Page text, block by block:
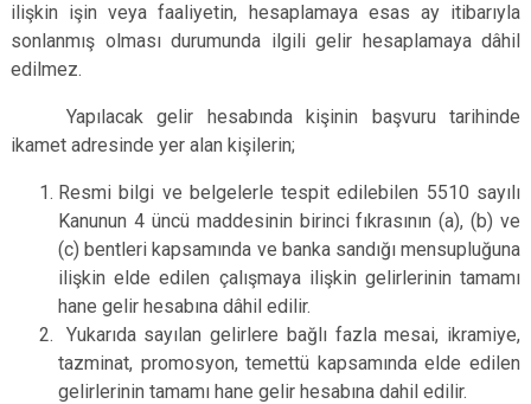
ilişkin işin veya faaliyetin, hesaplamaya esas ay itibarıyla
sonlanmış olması durumunda ilgili gelir hesaplamaya dâhil
edilmez.
Yapılacak gelir hesabında kişinin başvuru tarihinde
ikamet adresinde yer alan kişilerin;
Resmi bilgi ve belgelerle tespit edilebilen 5510 sayılı
Kanunun 4 üncü maddesinin birinci fıkrasının (a), (b) ve
(c) bentleri kapsamında ve banka sandığı mensupluğuna
ilişkin elde edilen çalışmaya ilişkin gelirlerinin tamamı
hane gelir hesabına dâhil edilir.
Yukarıda sayılan gelirlere bağlı fazla mesai, ikramiye,
tazminat, promosyon, temettü kapsamında elde edilen
gelirlerinin tamamı hane gelir hesabına dahil edilir.